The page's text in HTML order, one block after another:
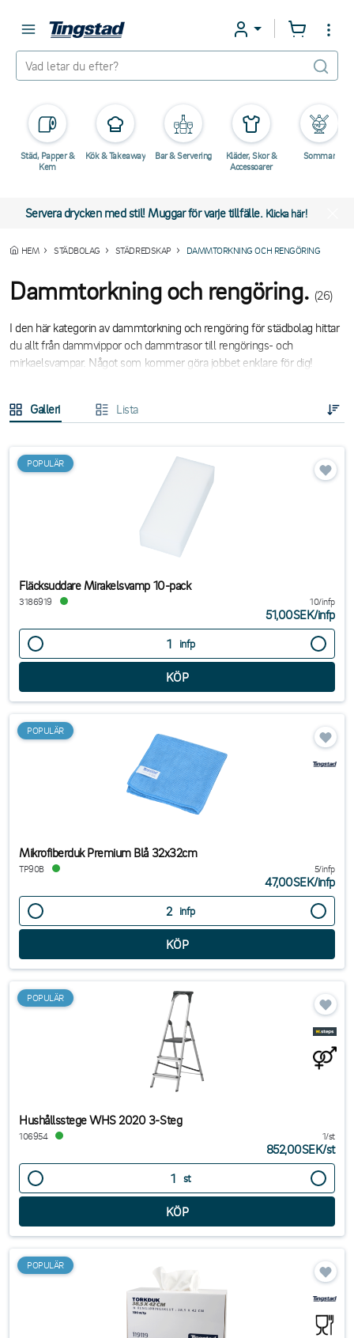
Städ, Papper &
Kem
Kök & Takeaway Bar & Servering
Kläder, Skor &
Accessoarer
Sommar
Servera drycken med stil! Muggar för varje tillfälle. Klicka här!
HEM STÄDBOLAG STÄDREDSKAP DAMMTORKNING OCH RENGÖRING
Dammtorkning och rengöring. (26)
I den här kategorin av dammtorkning och rengöring för städbolag hittar
du allt från dammvippor och dammtrasor till rengörings- och
mirkaelsvampar. Något som kommer göra jobbet enklare för dig!
Galleri Lista
POPULÄR
Fläcksuddare Mirakelsvamp 10-pack
3186919 10/infp
51,00SEK/infp
infp
POPULÄR
Mikrofiberduk Premium Blå 32x32cm
TP90B 5/infp
47,00SEK/infp
infp
POPULÄR
Hushållsstege WHS 2020 3-Steg
106954 1/st
852,00SEK/st
st
POPULÄR